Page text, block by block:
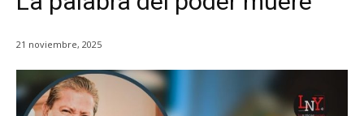
21 noviembre, 2025